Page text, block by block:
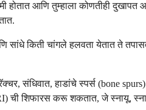
आणि तुम्हाला कोणतीही
किती चांगले हलवता येतात ते
संधिवात, हाडांचे स्पर्स (bone
शिफारस करू शकतात, जे स्नायू,